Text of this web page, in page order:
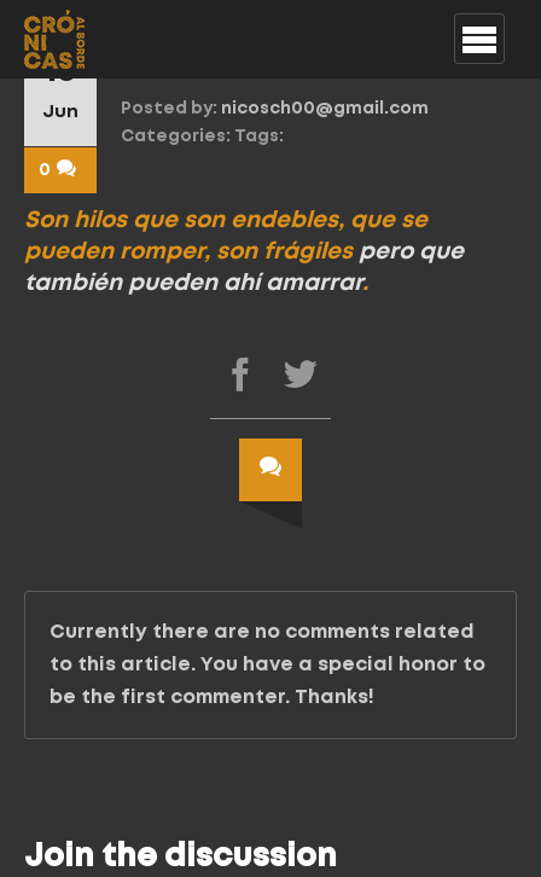
Posted by: nicosch00@gmail.com
Categories: Tags:
16
Jun
0
Son hilos que son endebles, que se
pueden romper, son frágiles pero que
también pueden ahí amarrar.
Currently there are no comments related
to this article. You have a special honor to
be the first commenter. Thanks!
Join the discussion